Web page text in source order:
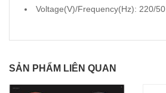
Voltage(V)/Frequency(Hz): 220/50
SẢN PHẨM LIÊN QUAN